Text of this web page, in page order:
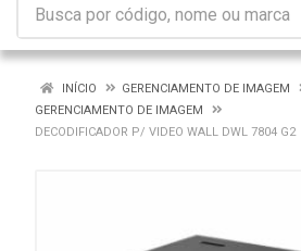
INÍCIO
GERENCIAMENTO DE IMAGEM
GERENCIAMENTO DE IMAGEM
DECODIFICADOR P/ VIDEO WALL DWL 7804 G2